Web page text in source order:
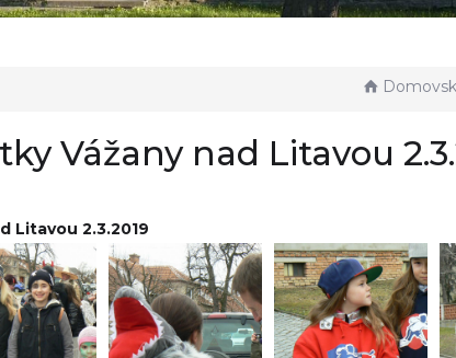
Domovská stránka
Vážany nad Litavou
Litavou 2.3.2019